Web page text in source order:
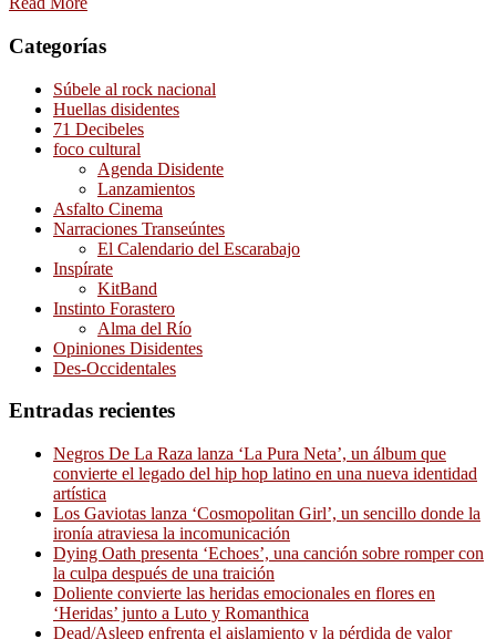
Categorías
Súbele al rock nacional
Huellas disidentes
71 Decibeles
foco cultural
Agenda Disidente
Lanzamientos
Asfalto Cinema
Narraciones Transeúntes
El Calendario del Escarabajo
Inspírate
KitBand
Instinto Forastero
Alma del Río
Opiniones Disidentes
Des-Occidentales
Entradas recientes
Negros De La Raza lanza ‘La Pura Neta’, un álbum que
convierte el legado del hip hop latino en una nueva identidad
artística
Los Gaviotas lanza ‘Cosmopolitan Girl’, un sencillo donde la
ironía atraviesa la incomunicación
Dying Oath presenta ‘Echoes’, una canción sobre romper con
la culpa después de una traición
Doliente convierte las heridas emocionales en flores en
‘Heridas’ junto a Luto y Romanthica
Dead/Asleep enfrenta el aislamiento y la pérdida de valor